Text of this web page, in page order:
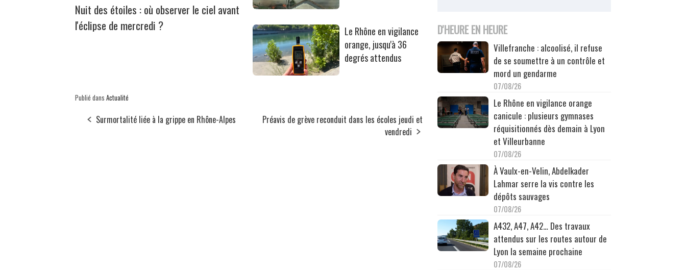
Nuit des étoiles : où observer le ciel avant
l'éclipse de mercredi ?
Le Rhône en vigilance
orange, jusqu'à 36
degrés attendus
Publié dans Actualité
Surmortalité liée à la grippe en Rhône-Alpes
Préavis de grève reconduit dans les écoles jeudi et
vendredi
D'HEURE EN HEURE
Villefranche : alcoolisé, il refuse
de se soumettre à un contrôle et
mord un gendarme
07/08/26
Le Rhône en vigilance orange
canicule : plusieurs gymnases
réquisitionnés dès demain à Lyon
et Villeurbanne
07/08/26
À Vaulx-en-Velin, Abdelkader
Lahmar serre la vis contre les
dépôts sauvages
07/08/26
A432, A47, A42… Des travaux
attendus sur les routes autour de
Lyon la semaine prochaine
07/08/26